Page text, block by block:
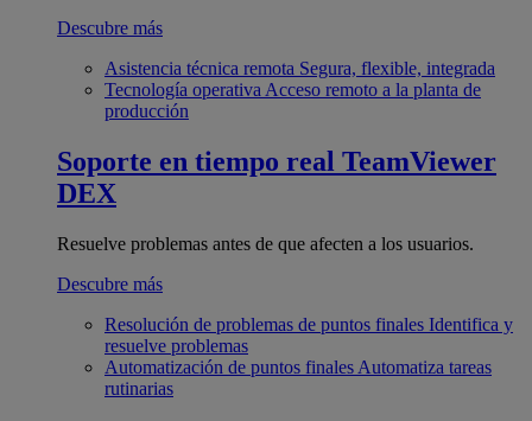
Descubre más
Asistencia técnica remota Segura, flexible, integrada
Tecnología operativa Acceso remoto a la planta de
producción
Soporte en tiempo real TeamViewer
DEX
Resuelve problemas antes de que afecten a los usuarios.
Descubre más
Resolución de problemas de puntos finales Identifica y
resuelve problemas
Automatización de puntos finales Automatiza tareas
rutinarias